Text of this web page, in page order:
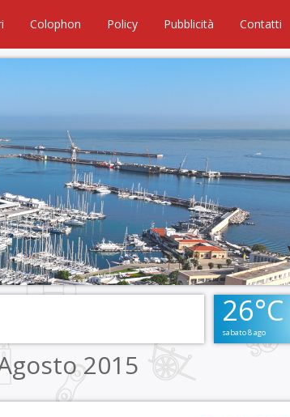
Colophon Policy Pubblicità Contatti
26°C
sabato 8 ago
2015